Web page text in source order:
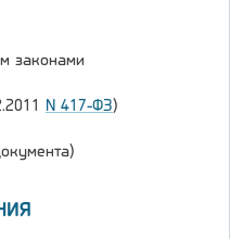
законами
N 417-ФЗ)